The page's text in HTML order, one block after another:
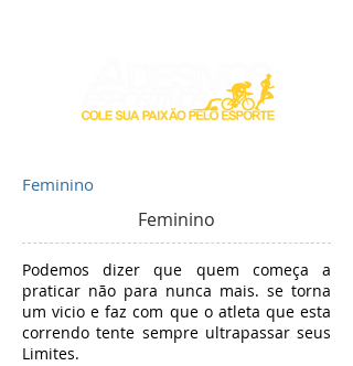
Feminino
Feminino
Podemos dizer que quem começa a
praticar não para nunca mais. se torna
um vicio e faz com que o atleta que esta
correndo tente sempre ultrapassar seus
Limites.